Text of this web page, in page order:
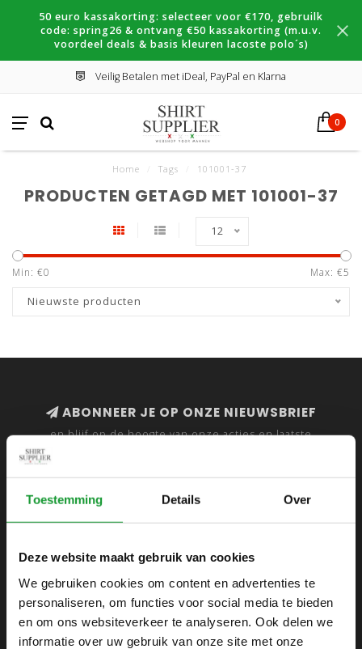
Toestemming Details Over
Deze website maakt gebruik van cookies
We gebruiken cookies om content en advertenties te
personaliseren, om functies voor social media te bieden
en om ons websiteverkeer te analyseren. Ook delen we
informatie over uw gebruik van onze site met onze
50 euro kassakorting: selecteer voor €170, gebruilk
code: spring26 & ontvang €50 kassakorting (m.u.v.
voordeel deals & basis kleuren lacoste polo´s)
Veilig Betalen met iDeal, PayPal en Klarna
0
Home Tags 101001-37
PRODUCTEN GETAGD MET 101001-37
12
Min: €0 Max: €5
Nieuwste producten
ABONNEER JE OP ONZE NIEUWSBRIEF
en blijf op de hoogte van onze acties en laatste
SHIRTSUPPLIER.NL
Webshop voor mannen
Zijlijnstraat 24
1433 DC